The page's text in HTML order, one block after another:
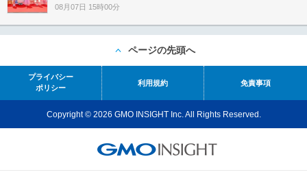
08月07日 15時00分
ページの先頭へ
プライバシー
ポリシー
利用規約 免責事項
Copyright © 2026 GMO INSIGHT Inc. All Rights Reserved.